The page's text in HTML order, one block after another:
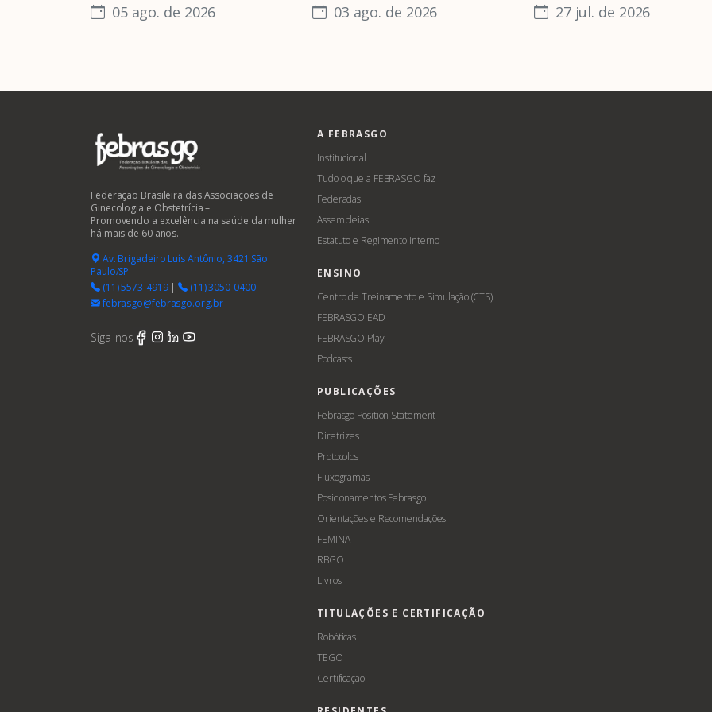
05 ago. de 2026 03 ago. de 2026 27 jul. de 2026
Federação Brasileira das Associações de
Ginecologia e Obstetrícia –
Promovendo a excelência na saúde da mulher
há mais de 60 anos.
Av. Brigadeiro Luís Antônio, 3421 São
Paulo/SP
(11) 5573-4919|
(11) 3050-0400
febrasgo@febrasgo.org.br
Siga-nos
A FEBRASGO
Institucional
Tudo o que a FEBRASGO faz
Federadas
Assembleias
Estatuto e Regimento Interno
ENSINO
Centro de Treinamento e Simulação (CTS)
FEBRASGO EAD
FEBRASGO Play
Podcasts
PUBLICAÇÕES
Febrasgo Position Statement
Diretrizes
Protocolos
Fluxogramas
Posicionamentos Febrasgo
Orientações e Recomendações
FEMINA
RBGO
Livros
TITULAÇÕES E CERTIFICAÇÃO
Robóticas
TEGO
Certificação